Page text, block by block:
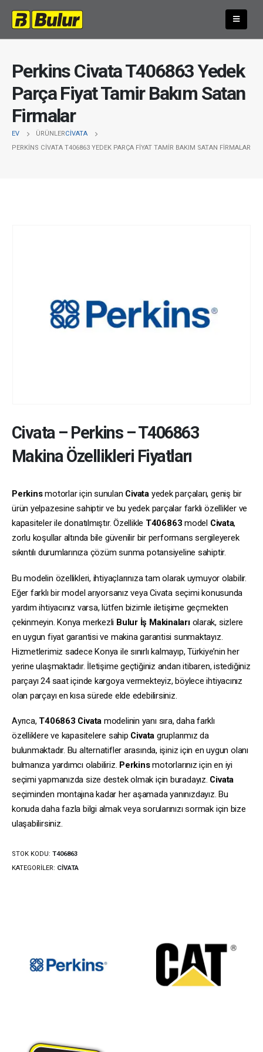
Perkins Civata T406863 Yedek
Parça Fiyat Tamir Bakım Satan
Firmalar
EV ÜRÜNLERCIVATA
PERKINS CIVATA T406863 YEDEK PARÇA FIYAT TAMIR BAKIM SATAN FIRMALAR
Civata– Perkins–T406863
Makina Özellikleri Fiyatları
Perkinsmotorlar için sunulan Civata yedek parçaları, geniş bir
ürün yelpazesine sahiptir ve bu yedek parçalar farklı özellikler ve
kapasiteler ile donatılmıştır. Özellikle T406863 model Civata,
zorlu koşullar altında bile güvenilir bir performans sergileyerek
sıkıntılı durumlarınıza çözüm sunma potansiyeline sahiptir.
Bu modelin özellikleri, ihtiyaçlarınıza tam olarak uymuyor olabilir.
Eğer farklı bir model arıyorsanız veya Civata seçimi konusunda
yardım ihtiyacınız varsa, lütfen bizimle iletişime geçmekten
çekinmeyin. Konya merkezli Bulur İş Makinalarıolarak, sizlere
en uygun fiyat garantisi ve makina garantisi sunmaktayız.
Hizmetlerimiz sadece Konya ile sınırlı kalmayıp, Türkiye’nin her
yerine ulaşmaktadır. İletişime geçtiğiniz andan itibaren, istediğiniz
parçayı 24 saat içinde kargoya vermekteyiz, böylece ihtiyacınız
olan parçayı en kısa sürede elde edebilirsiniz.
Ayrıca, T406863 Civata modelinin yanı sıra, daha farklı
özelliklere ve kapasitelere sahip Civata gruplarımız da
bulunmaktadır. Bu alternatifler arasında, işiniz için en uygun olanı
bulmanıza yardımcı olabiliriz. Perkinsmotorlarınız için en iyi
seçimi yapmanızda size destek olmak için buradayız. Civata
seçiminden montajına kadar her aşamada yanınızdayız. Bu
konuda daha fazla bilgi almak veya sorularınızı sormak için bize
ulaşabilirsiniz.
STOK KODU: T406863
KATEGORILER: CIVATA